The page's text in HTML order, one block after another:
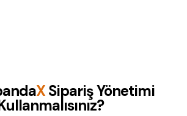
XSipariş Yönetimi